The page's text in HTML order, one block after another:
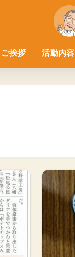
挨拶 活動内容